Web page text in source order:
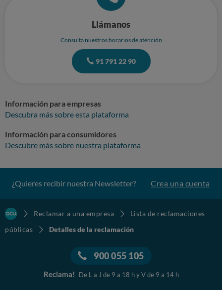
Llámanos
Consulta nuestros horarios de atención
91 791 22 90
Información para empresas
Descubra más sobre esta plataforma
Información para consumidores
Descubre más sobre nuestra plataforma
¿Quieres recibir nuestra Newsletter? Crea una cuenta
Reclamar a una empresa
Lista de reclamaciones
públicas
Detalles de la reclamación
900 055 105
Reclama! De L a J de 9 a 18 h y V de 9 a 14 h